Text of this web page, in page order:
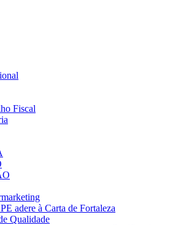
Fiscal
adere à Carta de Fortaleza
Qualidade